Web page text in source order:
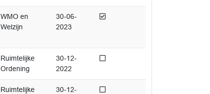
WMO en
Welzijn
30-06-
2023
Afgedaan
Ruimtelijke
Ordening
30-12-
2022
Niet afgedaan
Ruimtelijke
30-12-
Niet afgedaan